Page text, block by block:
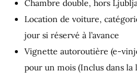
Chambre double, hors
Location de voiture,
jour si réservé à l’avance
Vignette autoroutière (e-
pour un mois (Inclus dans la